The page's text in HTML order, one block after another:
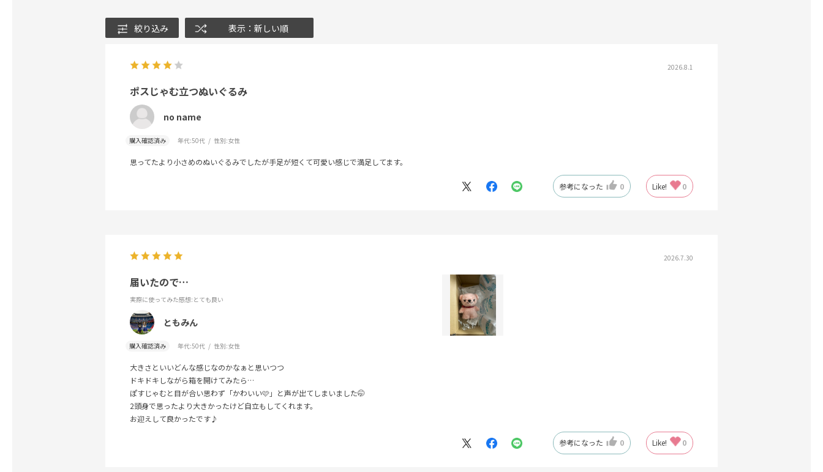
絞り込み 表示：新しい順
2026.8.1
ポスじゃむ立つぬいぐるみ
no name
購入確認済み 年代:50代 性別:女性
思ってたより小さめのぬいぐるみでしたが手足が短くて可愛い感じで満足してます。
参考になった 0 Like! 0
2026.7.30
届いたので…
実際に使ってみた感想:とても良い
ともみん
購入確認済み 年代:50代 性別:女性
大きさといいどんな感じなのかなぁと思いつつ
ドキドキしながら箱を開けてみたら…
ぽすじゃむと目が合い思わず「かわいい🩷」と声が出てしまいました🤭
2頭身で思ったより大きかったけど自立もしてくれます。
お迎えして良かったです♪
参考になった 0 Like! 0